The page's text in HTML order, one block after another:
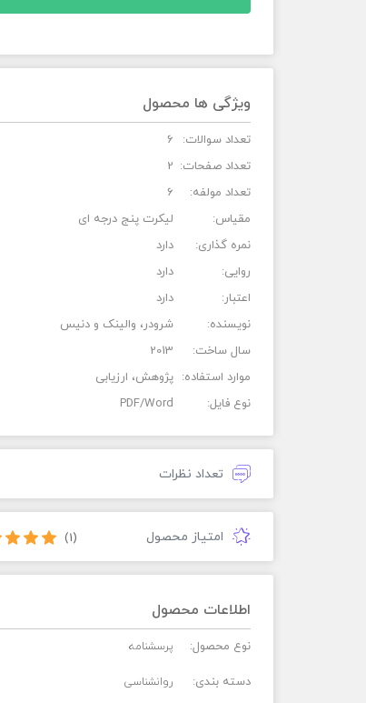
ویژگی ها محصول
تعداد سوالات:
6
تعداد صفحات: 2
تعداد مولفه:
6
مقیاس:
لیکرت پنج درجه ای
نمره گذاری:
دارد
روایی:
دارد
اعتبار:
دارد
نویسنده:
شرودر، والینک و دنیس
سال ساخت:
2013
موارد استفاده: پژوهش، ارزیابی
نوع فایل:
PDF/Word
تعداد نظرات
امتیاز محصول (1)
اطلاعات محصول
نوع محصول: پرسشنامه
دسته بندی: روانشناسی